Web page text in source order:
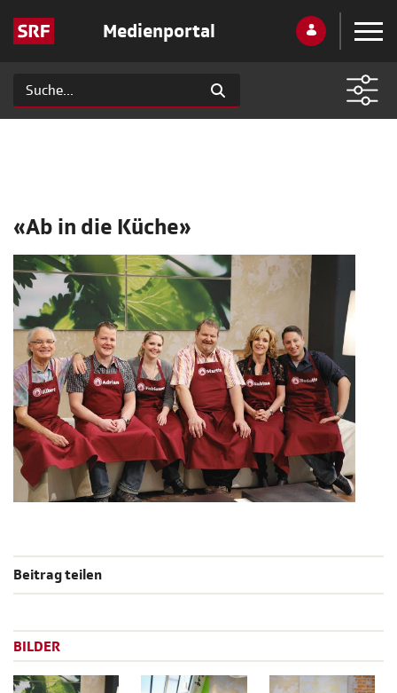
Medienportal
«Ab in die Küche»
Beitrag teilen
BILDER